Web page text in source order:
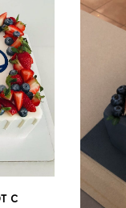
с